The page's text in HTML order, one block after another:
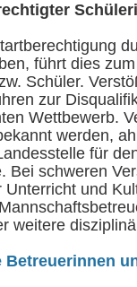
führt dies
Schüler.
zur
Wettbewerb.
werden,
für
Bei schweren
und
weitere
Betreuerinnen